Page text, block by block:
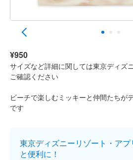
¥950
サイズなど詳細に関しては東京ディズ
ご確認ください
ビーチで楽しむミッキーと仲間たちが
です
東京ディズニーリゾート・ア
と便利に！